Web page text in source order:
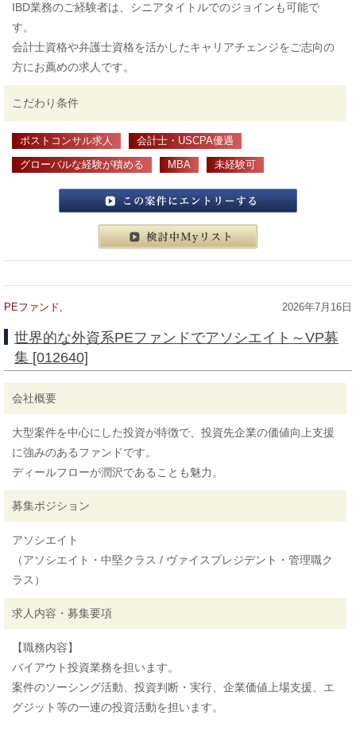
IBD業務のご経験者は、シニアタイトルでのジョインも可能で
す。
会計士資格や弁護士資格を活かしたキャリアチェンジをご志向の
方にお薦めの求人です。
こだわり条件
ポストコンサル求人 会計士・USCPA優遇
グローバルな経験が積める MBA 未経験可
この案件にエントリーする
検討中マイリスト
PEファンド, 2026年7月16日
世界的な外資系PEファンドでアソシエイト～VP募
集 [012640]
会社概要
大型案件を中心にした投資が特徴で、投資先企業の価値向上支援
に強みのあるファンドです。
ディールフローが潤沢であることも魅力。
募集ポジション
アソシエイト
（アソシエイト・中堅クラス / ヴァイスプレジデント・管理職ク
ラス）
求人内容・募集要項
【職務内容】
バイアウト投資業務を担います。
案件のソーシング活動、投資判断・実行、企業価値上場支援、エ
グジット等の一連の投資活動を担います。